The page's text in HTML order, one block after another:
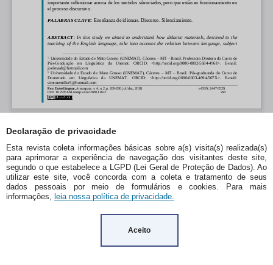
Declaração de privacidade
Esta revista coleta informações básicas sobre a(s) visita(s) realizada(s)
para aprimorar a experiência de navegação dos visitantes deste site,
segundo o que estabelece a LGPD (Lei Geral de Proteção de Dados). Ao
utilizar este site, você concorda com a coleta e tratamento de seus
dados pessoais por meio de formulários e cookies. Para mais
informações, leia nossa política de privacidade.
Aceito